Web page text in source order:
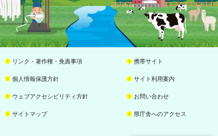
リンク・著作権・免責事項 携帯サイト
個人情報保護方針 サイト利用案内
ウェブアクセシビリティ方針 お問い合わせ
サイトマップ 県庁舎へのアクセス